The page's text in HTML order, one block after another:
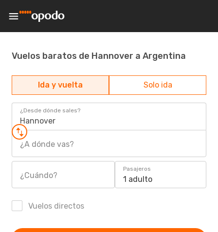
Vuelos baratos de Hannover a Argentina
Ida y vuelta Solo ida
¿Desde dónde sales?
Hannover
¿A dónde vas?
¿Cuándo?
Pasajeros
1 adulto
Vuelos directos